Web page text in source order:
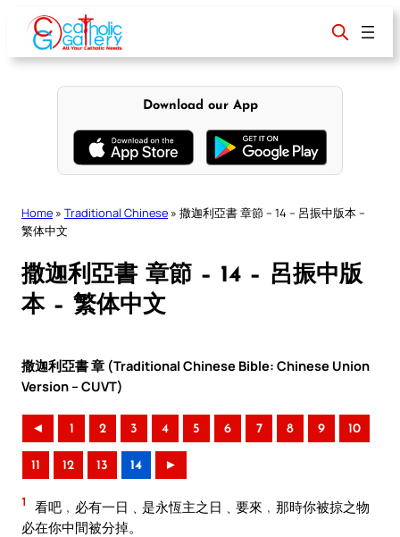
content
Download our App
Home » Traditional Chinese » 撒迦利亞書 章節 – 14 – 呂振中版本 –
繁体中文
撒迦利亞書 章節 – 14 – 呂振中版
本 – 繁体中文
撒迦利亞書 章 (Traditional Chinese Bible: Chinese Union
Version – CUVT)
◄ 1 2 3 4 5 6 7 8 9 10
11 12 13 14 ►
1
看吧﹐必有一日﹑是永恆主之日﹑要來﹐那時你被掠之物
必在你中間被分掉。